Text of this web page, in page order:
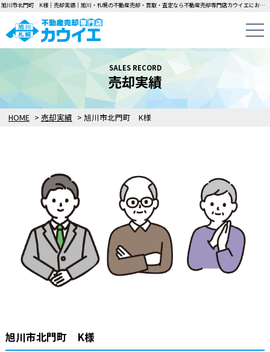
旭川市北門町 K様｜売却実績｜旭川・札幌の不動産売却・買取・査定なら不動産売却専門店カウイエにお任せください！中古一戸建て・マンション・土地の即日無料査定・即金買取を行っています！
HOME > 売却実績 > 旭川市北門町 K様
SALES RECORD
売却実績
旭川市北門町 K様